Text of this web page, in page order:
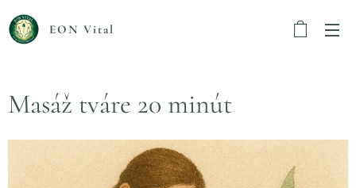
EON Vital
Masáž tváre 20 minút